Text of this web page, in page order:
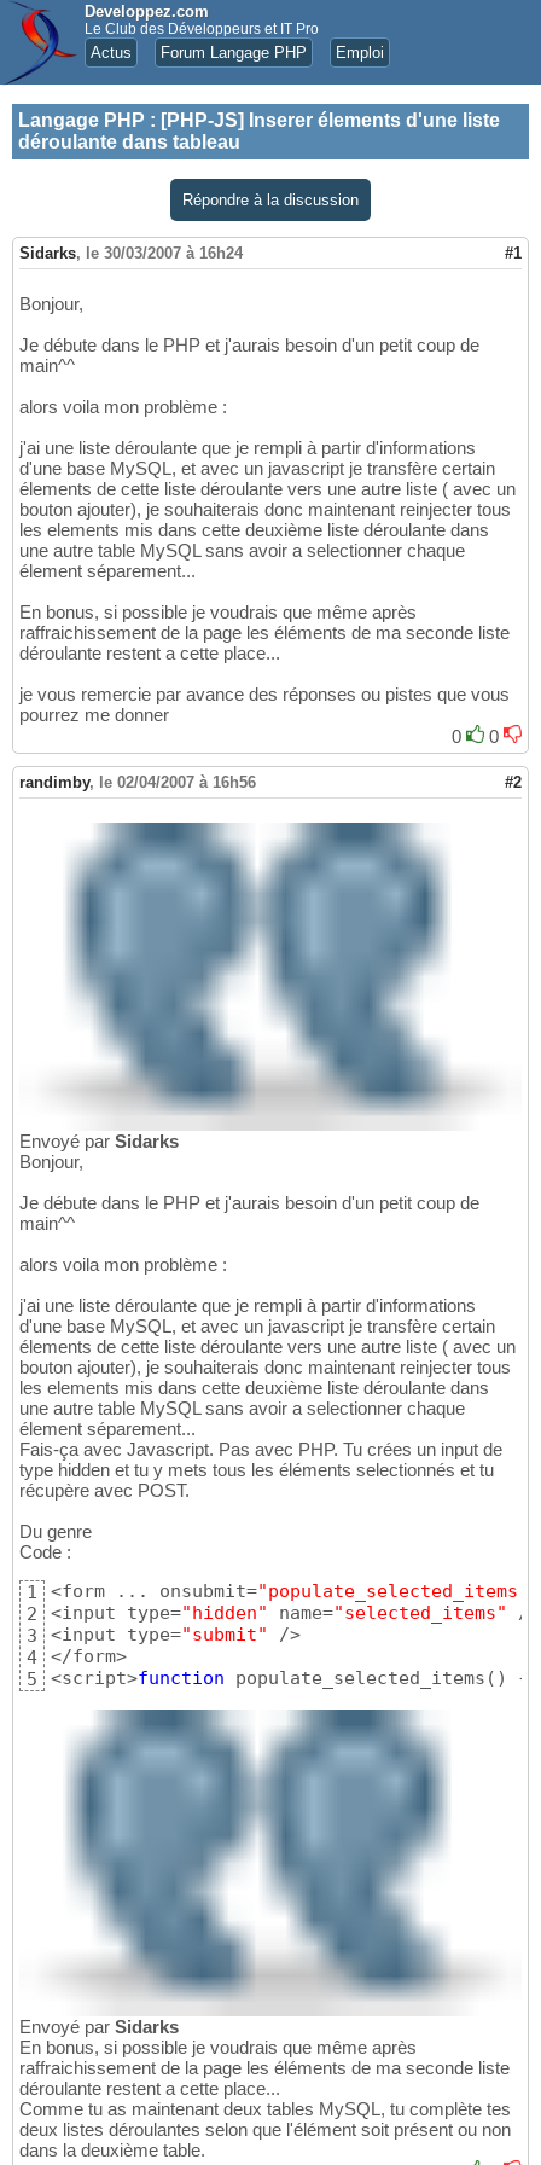
Developpez.com
Le Club des Développeurs et IT Pro
Actus Forum Langage PHP Emploi
Langage PHP : [PHP-JS] Inserer élements d'une liste
déroulante dans tableau
Répondre à la discussion
Sidarks, le 30/03/2007 à 16h24 #1
Bonjour,
Je débute dans le PHP et j'aurais besoin d'un petit coup de
main^^
alors voila mon problème :
j'ai une liste déroulante que je rempli à partir d'informations
d'une base MySQL, et avec un javascript je transfère certain
élements de cette liste déroulante vers une autre liste ( avec un
bouton ajouter), je souhaiterais donc maintenant reinjecter tous
les elements mis dans cette deuxième liste déroulante dans
une autre table MySQL sans avoir a selectionner chaque
élement séparement...
En bonus, si possible je voudrais que même après
raffraichissement de la page les éléments de ma seconde liste
déroulante restent a cette place...
je vous remercie par avance des réponses ou pistes que vous
pourrez me donner
0
0
randimby, le 02/04/2007 à 16h56 #2
Envoyé par Sidarks
Bonjour,
Je débute dans le PHP et j'aurais besoin d'un petit coup de
main^^
alors voila mon problème :
j'ai une liste déroulante que je rempli à partir d'informations
d'une base MySQL, et avec un javascript je transfère certain
élements de cette liste déroulante vers une autre liste ( avec un
bouton ajouter), je souhaiterais donc maintenant reinjecter tous
les elements mis dans cette deuxième liste déroulante dans
une autre table MySQL sans avoir a selectionner chaque
élement séparement...
Fais-ça avec Javascript. Pas avec PHP. Tu crées un input de
type hidden et tu y mets tous les éléments selectionnés et tu
récupère avec POST.
Du genre
Code :
1
2
3
4
5
<form ... onsubmit=
<input type="hidden" name="selected_items"
/>
<input type="submit"
/>
</form>
<script>function populate_selected_items ( ) {
Envoyé par Sidarks
En bonus, si possible je voudrais que même après
raffraichissement de la page les éléments de ma seconde liste
déroulante restent a cette place...
Comme tu as maintenant deux tables MySQL, tu complète tes
deux listes déroulantes selon que l'élément soit présent ou non
dans la deuxième table.